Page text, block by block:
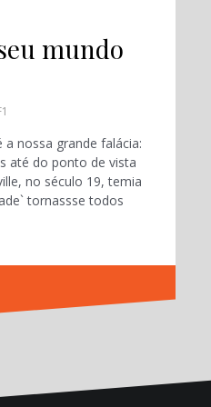
mundo
a nossa grande falácia:
até do ponto de vista
no século 19, temia
tornassse todos